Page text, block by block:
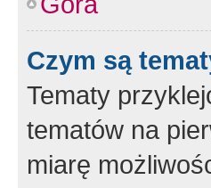
Czym są
Tematy
tematów na
miarę